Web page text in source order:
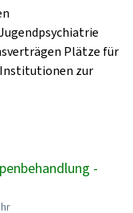
Plätze für
zur
-